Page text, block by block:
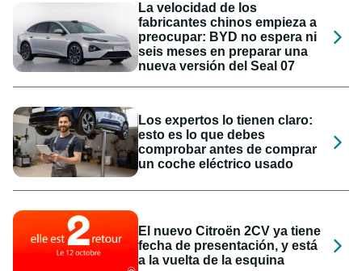
La velocidad de los
fabricantes chinos empieza a
preocupar: BYD no espera ni
seis meses en preparar una
nueva versión del Seal 07
Los expertos lo tienen claro:
esto es lo que debes
comprobar antes de comprar
un coche eléctrico usado
El nuevo Citroën 2CV ya tiene
fecha de presentación, y está
a la vuelta de la esquina